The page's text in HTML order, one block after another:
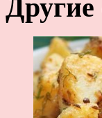
Другие